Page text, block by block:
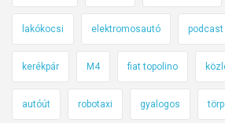
lakókocsi elektromosautó podcast
kerékpár M4 fiat topolino
autóút robotaxi gyalogos